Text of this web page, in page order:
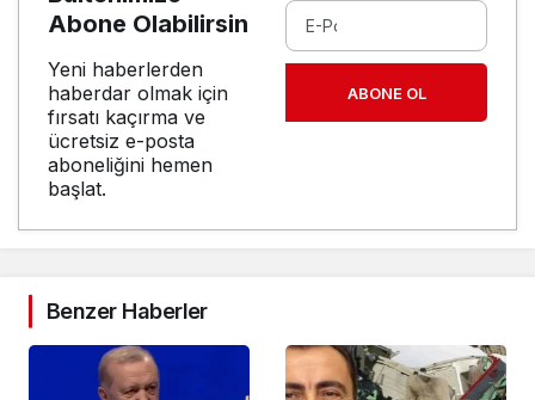
Abone Olabilirsin
Yeni haberlerden
haberdar olmak için
fırsatı kaçırma ve
ücretsiz e-posta
aboneliğini hemen
başlat.
ABONE OL
Benzer Haberler